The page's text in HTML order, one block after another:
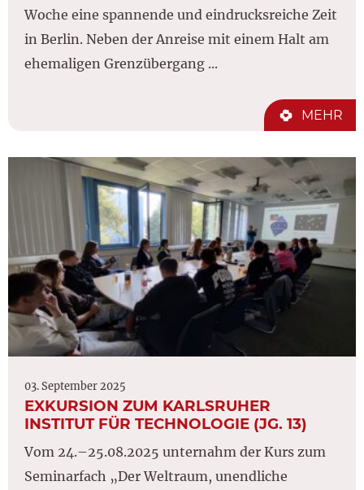
Woche eine spannende und eindrucksreiche Zeit
in Berlin. Neben der Anreise mit einem Halt am
ehemaligen Grenzübergang ...
MEHR
03. September 2025
EXKURSION ZUM KARLSRUHER
INSTITUT FÜR TECHNOLOGIE (JG. 13)
Vom 24.–25.08.2025 unternahm der Kurs zum
Seminarfach „Der Weltraum, unendliche